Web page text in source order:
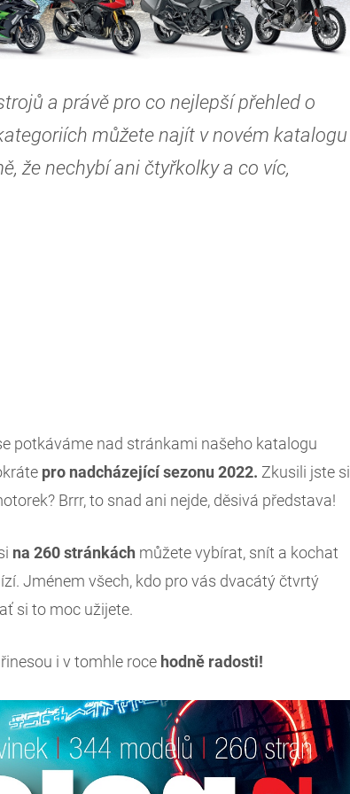
a právě pro co nejlepší přehled o
můžete najít v novém katalogu
že nechybí ani čtyřkolky a co víc,
potkáváme nad stránkami našeho katalogu
pro nadcházející sezonu 2022. Zkusili jste si
Brrr, to snad ani nejde, děsivá představa!
na 260 stránkách můžete vybírat, snít a kochat
Jménem všech, kdo pro vás dvacátý čtvrtý
si to moc užijete.
i v tomhle roce hodně radosti!